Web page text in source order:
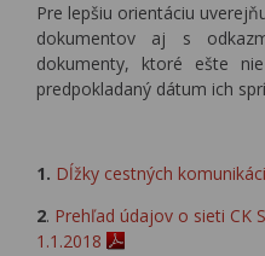
Pre lepšiu orientáciu
dokumentov aj s
dokumenty, ktoré ešte
predpokladaný dátum ich
1. Dĺžky cestných
2. Prehľad údajov o sieti CK
1.1.2018